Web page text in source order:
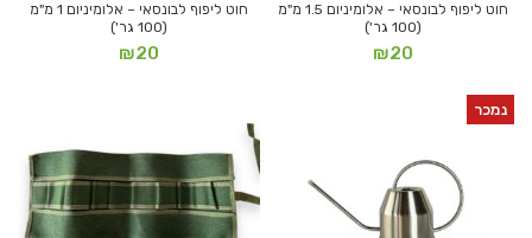
חוט ליפוף לבונסאי – אלומיניום 1.5 מ"מ
(100 גר')
₪20
חוט ליפוף לבונסאי – אלומיניום 1 מ"מ
(100 גר')
₪20
נמכר